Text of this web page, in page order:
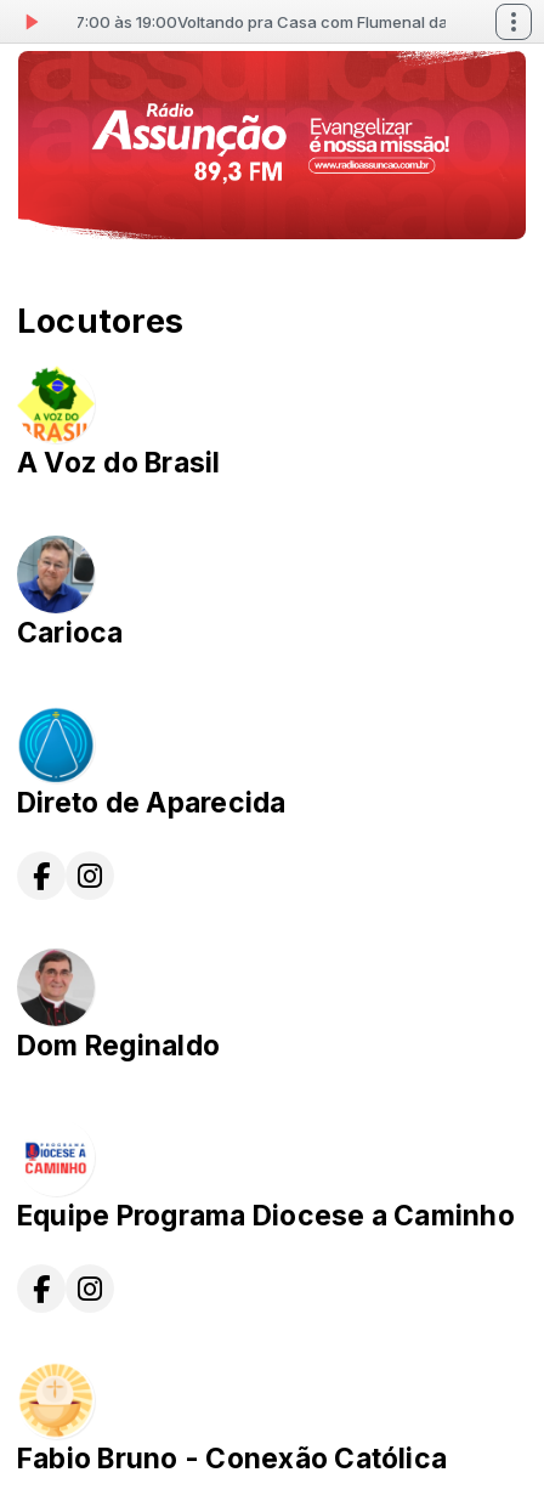
das 17:00 às 19:00Voltando pra Casa com Flumenal das 17:00 às
Locutores
A Voz do Brasil
Carioca
Direto de Aparecida
Dom Reginaldo
Equipe Programa Diocese a Caminho
Fabio Bruno - Conexão Católica